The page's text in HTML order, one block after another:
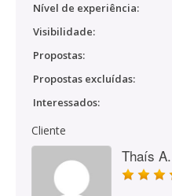
Nível de experiência:
Visibilidade:
Propostas:
Propostas excluídas:
Interessados:
Cliente
Thaís A.